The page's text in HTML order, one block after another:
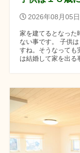
2026年08月05日
家を建てるとなった
ない事です。 子供
すね。そうなっても
は結婚して家を出